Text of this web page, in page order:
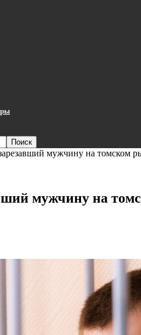
мужчину на томском
мужчину на